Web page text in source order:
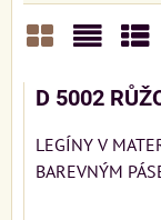
MřížkaSeznam
D 5002
LEGÍNY V
BAREVNÝM